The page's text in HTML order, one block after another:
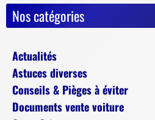
Nos catégories
Actualités
Astuces diverses
Conseils & Pièges à éviter
Documents vente voiture